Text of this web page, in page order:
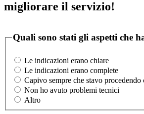
migliorare il servizio!
Quali sono stati gli aspetti che
Le indicazioni erano chiare
Le indicazioni erano complete
Capivo sempre che stavo procedendo
Non ho avuto problemi tecnici
Altro